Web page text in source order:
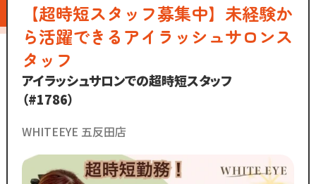
【超時短スタッフ募集中】未経験か
ら活躍できるアイラッシュサロンス
タッフ
アイラッシュサロンでの超時短スタッフ
（#1786）
WHITEEYE 五反田店